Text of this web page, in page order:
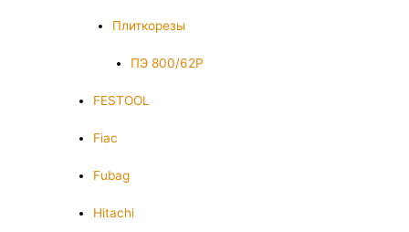
Плиткорезы
ПЭ 800/62Р
FESTOOL
Fiac
Fubag
Hitachi